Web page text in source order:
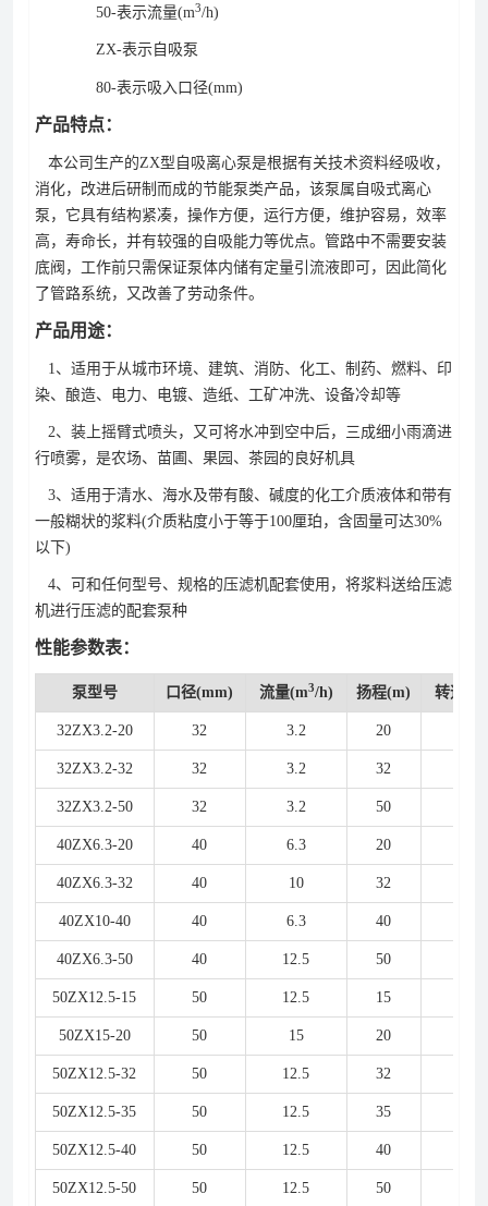
50-表示流量(m3/h)
ZX-表示自吸泵
80-表示吸入口径(mm)
产品特点：
本公司生产的ZX型自吸离心泵是根据有关技术资料经吸收，
消化，改进后研制而成的节能泵类产品，该泵属自吸式离心
泵，它具有结构紧凑，操作方便，运行方便，维护容易，效率
高，寿命长，并有较强的自吸能力等优点。管路中不需要安装
底阀，工作前只需保证泵体内储有定量引流液即可，因此简化
了管路系统，又改善了劳动条件。
产品用途：
1、适用于从城市环境、建筑、消防、化工、制药、燃料、印
染、酿造、电力、电镀、造纸、工矿冲洗、设备冷却等
2、装上摇臂式喷头，又可将水冲到空中后，三成细小雨滴进
行喷雾，是农场、苗圃、果园、茶园的良好机具
3、适用于清水、海水及带有酸、碱度的化工介质液体和带有
一般糊状的浆料(介质粘度小于等于100厘珀，含固量可达30%
以下)
4、可和任何型号、规格的压滤机配套使用，将浆料送给压滤
机进行压滤的配套泵种
性能参数表：
泵型号 口径(mm) 流量(m3/h) 扬程(m) 转速(r/
32ZX3.2-20 32 3.2 20
32ZX3.2-32 32 3.2 32
32ZX3.2-50 32 3.2 50
40ZX6.3-20 40 6.3 20
40ZX6.3-32 40 10 32
40ZX10-40 40 6.3 40
40ZX6.3-50 40 12.5 50
50ZX12.5-15 50 12.5 15
50ZX15-20 50 15 20
50ZX12.5-32 50 12.5 32
50ZX12.5-35 50 12.5 35
50ZX12.5-40 50 12.5 40
50ZX12.5-50 50 12.5 50